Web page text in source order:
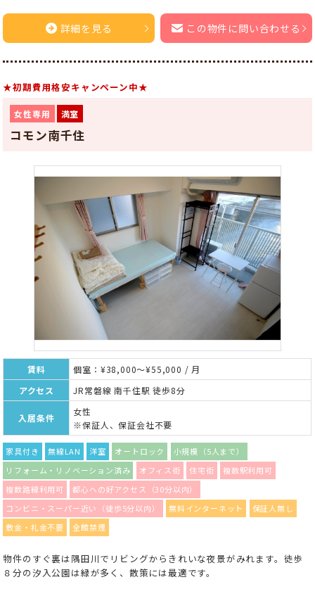
詳細を見る この物件に問い合わせる
★初期費用格安キャンペーン中★
女性専用 満室
コモン南千住
賃料
個室：¥38,000～¥55,000 / 月
アクセス
JR常磐線 南千住駅 徒歩8分
入居条件
女性
※保証人、保証会社不要
家具付き 無線LAN 洋室 オートロック
小規模（5人まで）
リフォーム・リノベーション済み
オフィス街 住宅街
複数駅利用可
複数路線利用可
都心への好アクセス（30分以内）
コンビニ・スーパー近い（徒歩5分以内）
無料インターネット
保証人無し
敷金・礼金不要
全館禁煙
物件のすぐ裏は隅田川でリビングからきれいな夜景がみれます。徒歩
８分の汐入公園は緑が多く、散策には最適です。